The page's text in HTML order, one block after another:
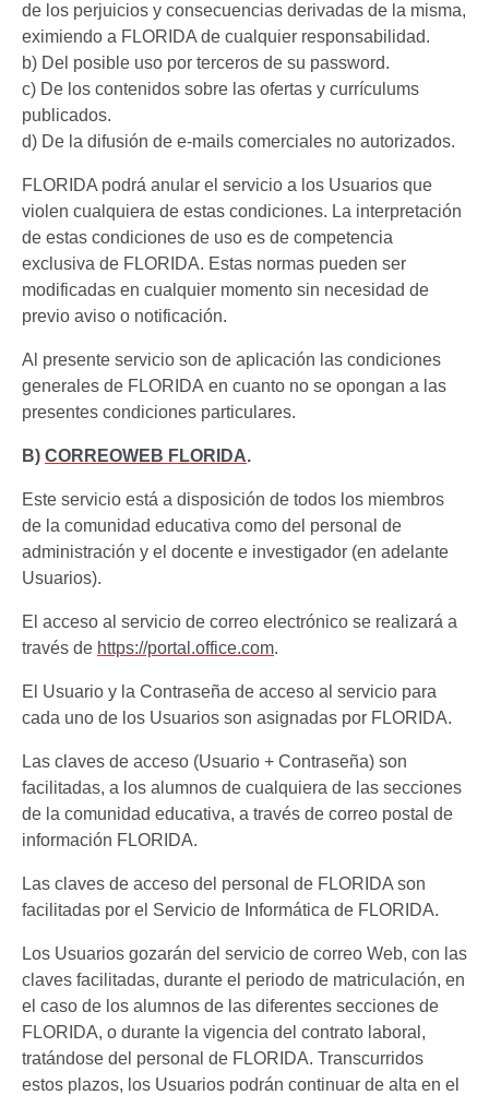
de los perjuicios y consecuencias derivadas de la misma,
eximiendo a FLORIDA de cualquier responsabilidad.
b) Del posible uso por terceros de su password.
c) De los contenidos sobre las ofertas y currículums
publicados.
d) De la difusión de e-mails comerciales no autorizados.
FLORIDA podrá anular el servicio a los Usuarios que
violen cualquiera de estas condiciones. La interpretación
de estas condiciones de uso es de competencia
exclusiva de FLORIDA. Estas normas pueden ser
modificadas en cualquier momento sin necesidad de
previo aviso o notificación.
Al presente servicio son de aplicación las condiciones
generales de FLORIDA en cuanto no se opongan a las
presentes condiciones particulares.
B) CORREOWEB FLORIDA.
Este servicio está a disposición de todos los miembros
de la comunidad educativa como del personal de
administración y el docente e investigador (en adelante
Usuarios).
El acceso al servicio de correo electrónico se realizará a
través de https://portal.office.com.
El Usuario y la Contraseña de acceso al servicio para
cada uno de los Usuarios son asignadas por FLORIDA.
Las claves de acceso (Usuario + Contraseña) son
facilitadas, a los alumnos de cualquiera de las secciones
de la comunidad educativa, a través de correo postal de
información FLORIDA.
Las claves de acceso del personal de FLORIDA son
facilitadas por el Servicio de Informática de FLORIDA.
Los Usuarios gozarán del servicio de correo Web, con las
claves facilitadas, durante el periodo de matriculación, en
el caso de los alumnos de las diferentes secciones de
FLORIDA, o durante la vigencia del contrato laboral,
tratándose del personal de FLORIDA. Transcurridos
estos plazos, los Usuarios podrán continuar de alta en el